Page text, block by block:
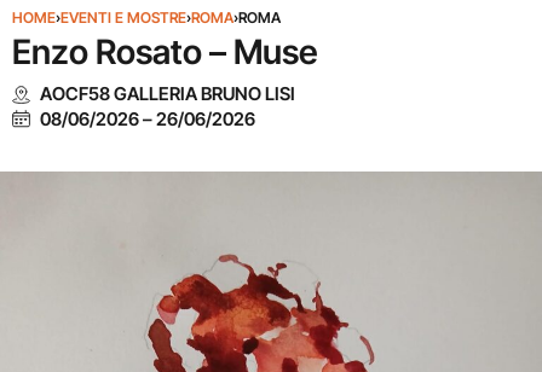
HOME›EVENTI E MOSTRE›ROMA›ROMA
Enzo Rosato – Muse
AOCF58 GALLERIA BRUNO LISI
08/06/2026–26/06/2026